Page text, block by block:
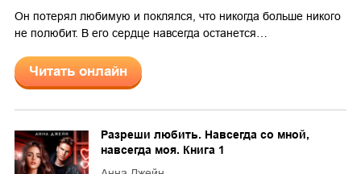
Он потерял любимую и поклялся, что никогда больше никого
не полюбит. В его сердце навсегда останется…
Читать онлайн
Разреши любить. Навсегда со мной,
навсегда моя. Книга 1